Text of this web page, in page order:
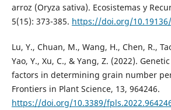
arroz (Oryza sativa). Ecosistemas y
5(15): 373-385. https://doi.org/
Lu, Y., Chuan, M., Wang, H., Chen, R.,
Yao, Y., Xu, C., & Yang, Z. (2022).
factors in determining grain number
Frontiers in Plant Science, 13, 964246.
https://doi.org/10.3389/